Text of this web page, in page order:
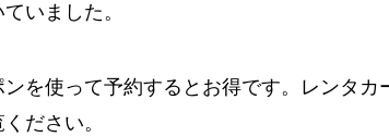
いました。
を使って予約するとお得です。レンタカ
ださい。